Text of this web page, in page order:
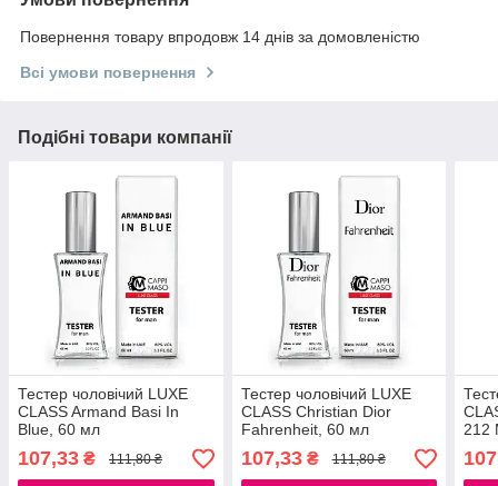
Повернення товару впродовж 14 днів за домовленістю
Всі умови повернення
Подібні товари компанії
Тестер чоловічий LUXE
CLASS Armand Basi In
Blue, 60 мл
107,33 ₴ 111,80 ₴
Тестер чоловічий LUXE
CLASS Christian Dior
Fahrenheit, 60 мл
107,33₴ 111,80 ₴
212